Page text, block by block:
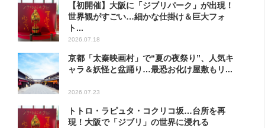
【初開催】大阪に「ジブリパーク」が出現！
世界観がすごい…細かな仕掛け＆巨大フォ
ト...
2026.07.18
京都「太秦映画村」で“夏の夜祭り”、人気キ
ャラ＆妖怪と盆踊り…最恐お化け屋敷もリ...
2026.07.23
トトロ・ラピュタ・コクリコ坂…台所を再
現！大阪で「ジブリ」の世界に浸れる